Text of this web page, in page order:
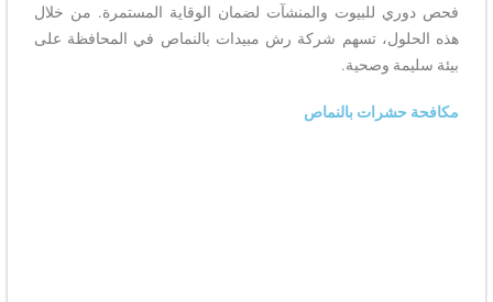
فحص دوري للبيوت والمنشآت لضمان الوقاية المستمرة. من خلال
هذه الحلول، تسهم شركة رش مبيدات بالنماص في المحافظة على
بيئة سليمة وصحية.
مكافحة حشرات بالنماص